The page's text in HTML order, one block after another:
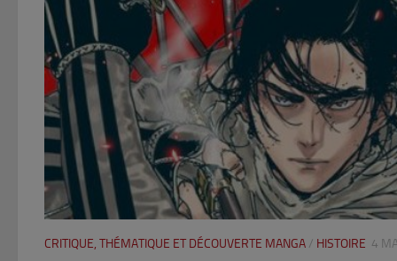
CRITIQUE, THÉMATIQUE ET DÉCOUVERTE MANGA / HISTOIRE 4